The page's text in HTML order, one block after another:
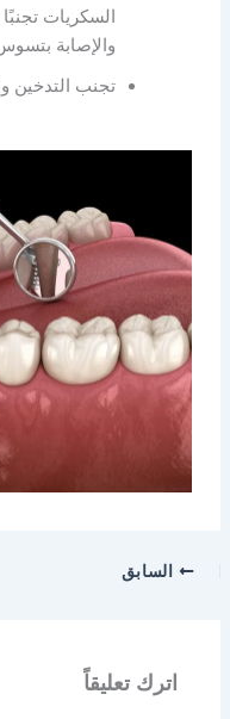
السكريات
والإصابة
تجنب التدخين
السابق
اترك تعليقاً